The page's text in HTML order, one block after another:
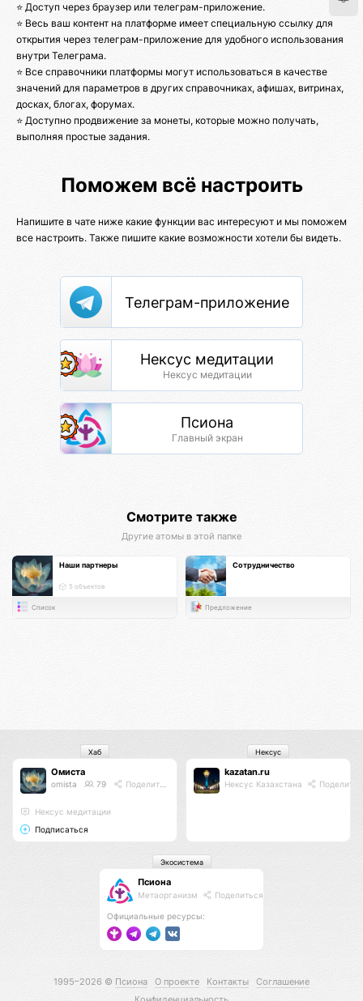
⭐ Доступ через браузер или телеграм-приложение.
⭐ Весь ваш контент на платформе имеет специальную ссылку для
открытия через телеграм-приложение для удобного использования
внутри Телеграма.
⭐ Все справочники платформы могут использоваться в качестве
значений для параметров в других справочниках, афишах, витринах,
досках, блогах, форумах.
⭐ Доступно продвижение за монеты, которые можно получать,
выполняя простые задания.
Поможем всё настроить
Напишите в чате ниже какие функции вас интересуют и мы поможем
все настроить. Также пишите какие возможности хотели бы видеть.
Телеграм-приложение
Нексус медитации
Нексус медитации
Псиона
Главный экран
Смотрите также
Другие атомы в этой папке
Наши партнеры
5 объектов
Список
Сотрудничество
Предложение
Омиста
omista 79 Поделиться
Нексус медитации
Подписаться
Хаб
kazatan.ru
Нексус Казахстана
Нексус
Псиона
Метаорганизм Поделиться
Официальные ресурсы:
Экосистема
1995–2026 © Псиона О проекте Контакты
Соглашение